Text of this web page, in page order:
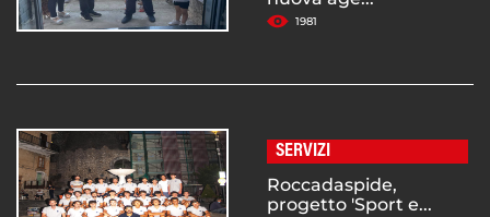
1981
SERVIZI
Roccadaspide,
progetto 'Sport e...